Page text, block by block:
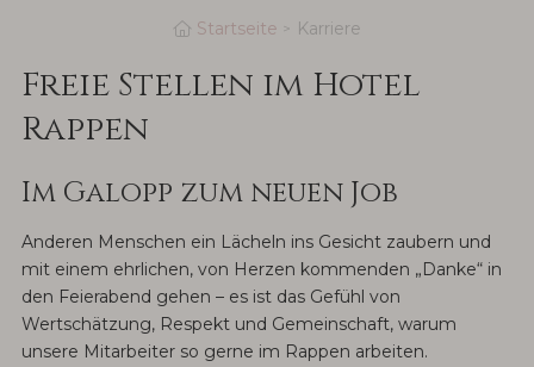
Startseite Karriere
Freie Stellen im Hotel
Rappen
Im Galopp zum neuen Job
Anderen Menschen ein Lächeln ins Gesicht zaubern und
mit einem ehrlichen, von Herzen kommenden „Danke“ in
den Feierabend gehen – es ist das Gefühl von
Wertschätzung, Respekt und Gemeinschaft, warum
unsere Mitarbeiter so gerne im Rappen arbeiten.